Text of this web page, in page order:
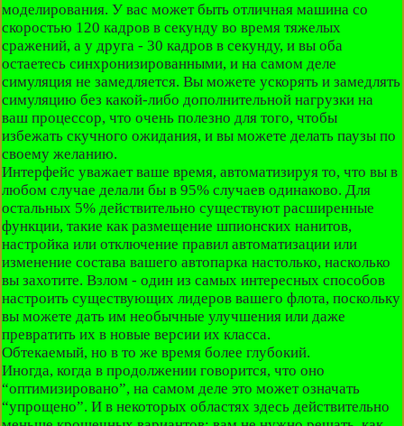
моделирования. У вас может быть отличная машина со
скоростью 120 кадров в секунду во время тяжелых
сражений, а у друга - 30 кадров в секунду, и вы оба
остаетесь синхронизированными, и на самом деле
симуляция не замедляется. Вы можете ускорять и замедлять
симуляцию без какой-либо дополнительной нагрузки на
ваш процессор, что очень полезно для того, чтобы
избежать скучного ожидания, и вы можете делать паузы по
своему желанию.
Интерфейс уважает ваше время, автоматизируя то, что вы в
любом случае делали бы в 95% случаев одинаково. Для
остальных 5% действительно существуют расширенные
функции, такие как размещение шпионских нанитов,
настройка или отключение правил автоматизации или
изменение состава вашего автопарка настолько, насколько
вы захотите. Взлом - один из самых интересных способов
настроить существующих лидеров вашего флота, поскольку
вы можете дать им необычные улучшения или даже
превратить их в новые версии их класса.
Обтекаемый, но в то же время более глубокий.
Иногда, когда в продолжении говорится, что оно
“оптимизировано”, на самом деле это может означать
“упрощено”. И в некоторых областях здесь действительно